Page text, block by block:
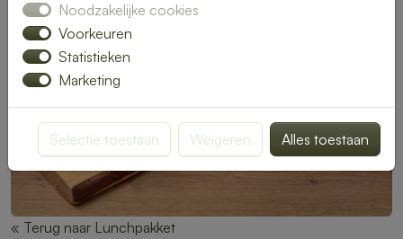
« Terug naar Lunchpakket
Noodzakelijke cookies
Voorkeuren
Statistieken
Marketing
Selectie toestaan Weigeren Alles toestaan